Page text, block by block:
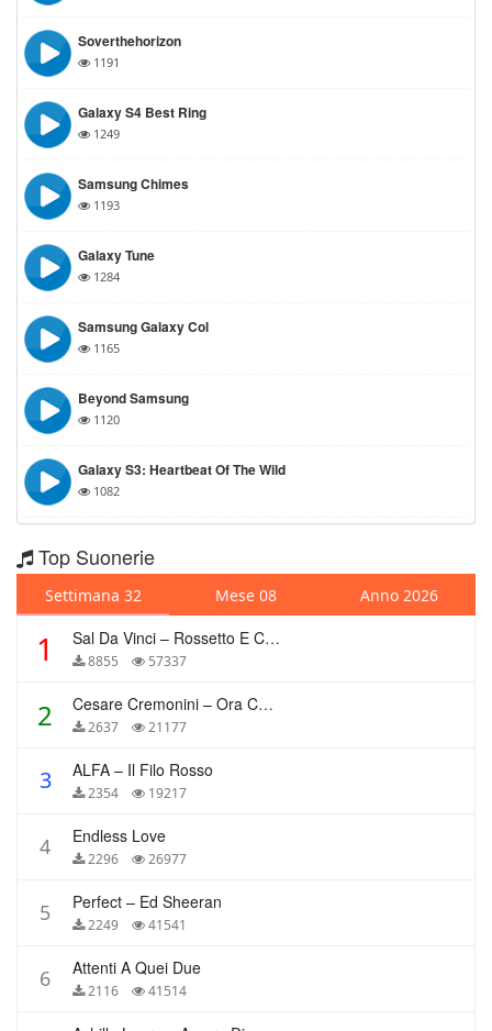
Soverthehorizon
1191
Galaxy S4 Best Ring
1249
Samsung Chimes
1193
Galaxy Tune
1284
Samsung Galaxy Col
1165
Beyond Samsung
1120
Galaxy S3: Heartbeat Of The Wild
1082
Top Suonerie
Settimana 32 Mese 08 Anno 2026
1 Sal Da Vinci – Rossetto E Caffè
8855 57337
2 Cesare Cremonini – Ora Che Non Ho Più Te
2637 21177
3 ALFA – Il Filo Rosso
2354 19217
4 Endless Love
2296 26977
5 Perfect – Ed Sheeran
2249 41541
6 Attenti A Quei Due
2116 41514